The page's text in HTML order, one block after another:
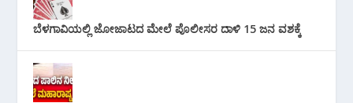
ಬೆಳಗಾವಿಯಲ್ಲಿ ಜೋಜಾಟದ ಮೇಲೆ ಪೊಲೀಸರ ದಾಳಿ 15 ಜನ ವಶಕ್ಕೆ